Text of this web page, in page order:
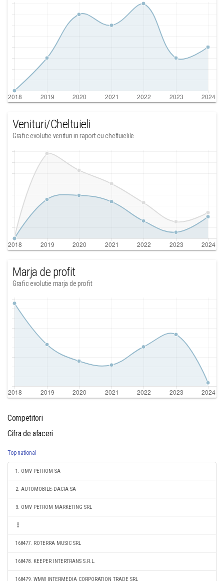
Venituri/Cheltuieli
Grafic evolutie venituri in raport cu cheltuielile
Marja de profit
Grafic evolutie marja de profit
Competitori
Cifra de afaceri
Top national
1. OMV PETROM SA
2. AUTOMOBILE-DACIA SA
3. OMV PETROM MARKETING SRL
168477. ROTERRA MUSIC SRL
168478. KEEPER INTERTRANS S.R.L.
168479. WMW INTERMEDIA CORPORATION TRADE SRL